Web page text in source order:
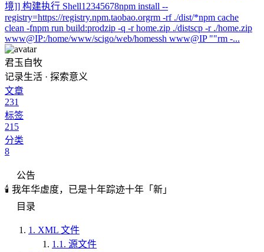
境]] 构建执行 Shell12345678npm install --
registry=https://registry.npm.taobao.orgrm -rf ./dist/*npm cache
clean -fnpm run build:prodzip -q -r home.zip ./distscp -r ./home.zip
www@IP:/home/www/scigo/web/homessh www@IP ""rm -...
君玉自牧
记录生活 · 探索意义
文章
231
标签
215
分类
8
公告
🕯️ 我年华虚度，已是十年踪迹十年「新」
目录
1. XML 文件
1.1. 源文件